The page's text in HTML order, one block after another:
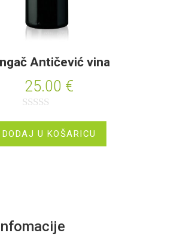
Antičević vina
25.00 €
c
j
n
DODAJ U KOŠARICU